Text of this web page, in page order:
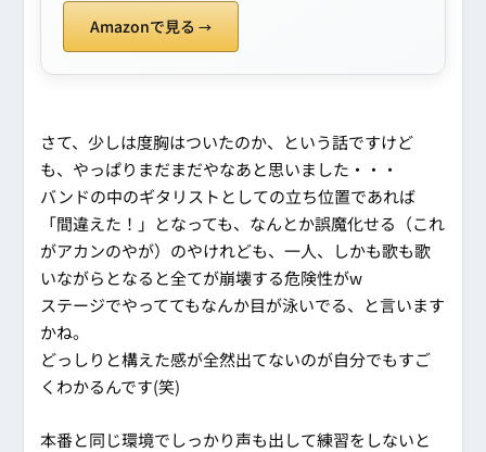
Amazonで見る
さて、少しは度胸はついたのか、という話ですけど
も、やっぱりまだまだやなあと思いました・・・
バンドの中のギタリストとしての立ち位置であれば
「間違えた！」となっても、なんとか誤魔化せる（これ
がアカンのやが）のやけれども、一人、しかも歌も歌
いながらとなると全てが崩壊する危険性がw
ステージでやっててもなんか目が泳いでる、と言います
かね。
どっしりと構えた感が全然出てないのが自分でもすご
くわかるんです(笑)
本番と同じ環境でしっかり声も出して練習をしないと